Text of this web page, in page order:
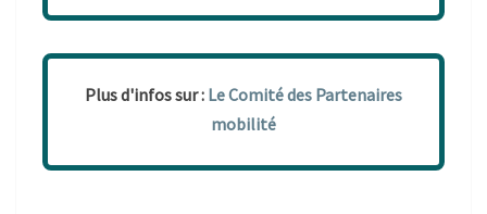
Plus d'infos sur : Le Comité des Partenaires
mobilité